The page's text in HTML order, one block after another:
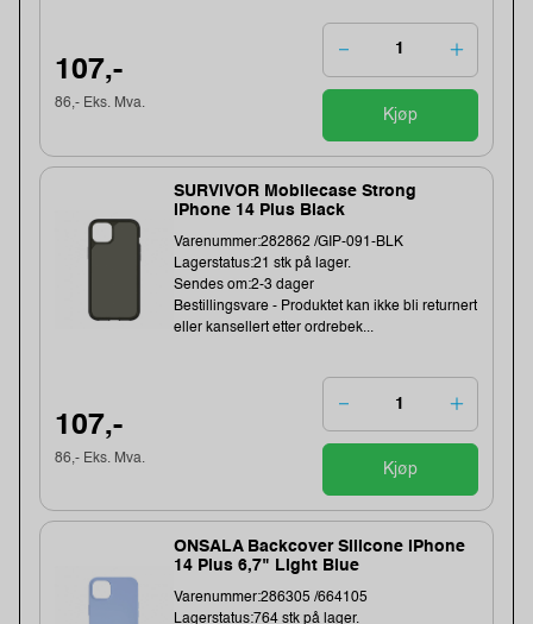
107,-
86,- Eks. Mva.
Kjøp
SURVIVOR Mobilecase Strong
iPhone 14 Plus Black
Varenummer:282862 /GIP-091-BLK
Lagerstatus:21 stk på lager.
Sendes om:2-3 dager
Bestillingsvare - Produktet kan ikke bli returnert
eller kansellert etter ordrebek...
107,-
86,- Eks. Mva.
Kjøp
ONSALA Backcover Silicone iPhone
14 Plus 6,7" Light Blue
Varenummer:286305 /664105
Lagerstatus:764 stk på lager.